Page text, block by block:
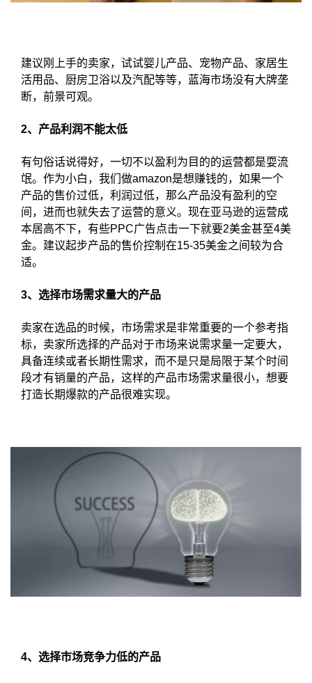
建议刚上手的卖家，试试婴儿产品、宠物产品、家居生
活用品、厨房卫浴以及汽配等等，蓝海市场没有大牌垄
断，前景可观。
2、产品利润不能太低
有句俗话说得好，一切不以盈利为目的的运营都是耍流
氓。作为小白，我们做amazon是想赚钱的，如果一个
产品的售价过低，利润过低，那么产品没有盈利的空
间，进而也就失去了运营的意义。现在亚马逊的运营成
本居高不下，有些PPC广告点击一下就要2美金甚至4美
金。建议起步产品的售价控制在15-35美金之间较为合
适。
3、选择市场需求量大的产品
卖家在选品的时候，市场需求是非常重要的一个参考指
标，卖家所选择的产品对于市场来说需求量一定要大，
具备连续或者长期性需求，而不是只是局限于某个时间
段才有销量的产品，这样的产品市场需求量很小，想要
打造长期爆款的产品很难实现。
4、选择市场竞争力低的产品